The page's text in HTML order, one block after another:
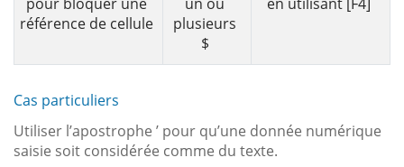
référence de cellule
plusieurs
$
Cas particuliers
Utiliser l’apostrophe ’ pour qu’une donnée numérique
saisie soit considérée comme du texte.